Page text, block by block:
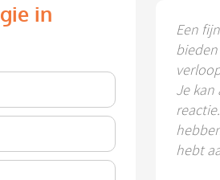
in
Een
Je kan
hebt